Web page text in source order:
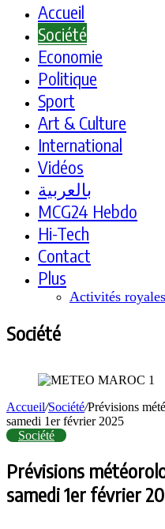
Accueil
Société
Economie
Politique
Sport
Art & Culture
International
Vidéos
بالعربية
MCG24 Hebdo
Hi-Tech
Contact
Plus
Activités royales
Société
Accueil/Société/Prévisions
samedi 1er février 2025
Société
Prévisions
samedi 1er février